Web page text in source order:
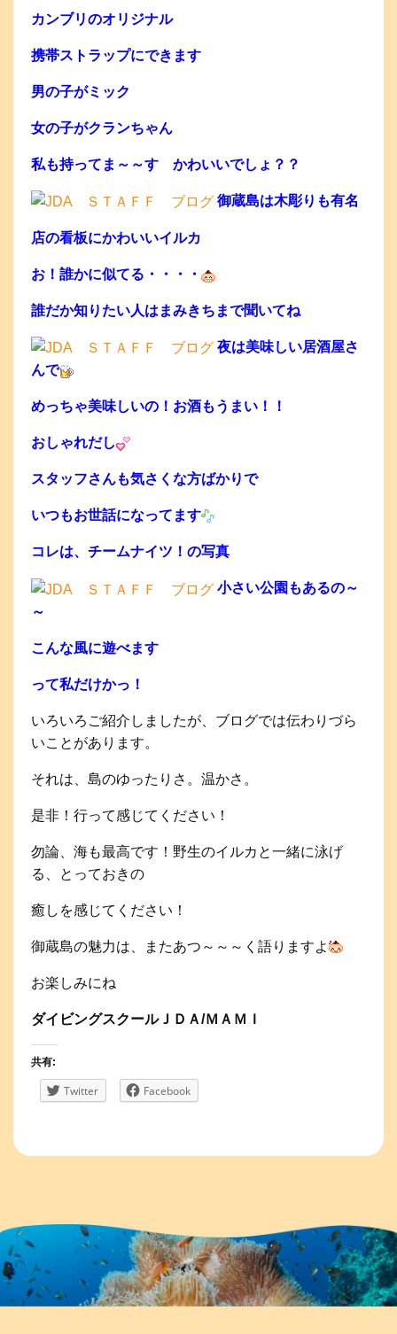
カンブリのオリジナル
携帯ストラップにできます
男の子がミック
女の子がクランちゃん
私も持ってま～～す かわいいでしょ？？
御蔵島は木彫りも有名
店の看板にかわいいイルカ
お！誰かに似てる・・・・
誰だか知りたい人はまみきちまで聞いてね
夜は美味しい居酒屋さ
んで
めっちゃ美味しいの！お酒もうまい！！
おしゃれだし
スタッフさんも気さくな方ばかりで
いつもお世話になってます
コレは、チームナイツ！の写真
小さい公園もあるの～
～
こんな風に遊べます
って私だけかっ！
いろいろご紹介しましたが、ブログでは伝わりづら
いことがあります。
それは、島のゆったりさ。温かさ。
是非！行って感じてください！
勿論、海も最高です！野生のイルカと一緒に泳げ
る、とっておきの
癒しを感じてください！
御蔵島の魅力は、またあつ～～～く語りますよ
お楽しみにね
ダイビングスクールＪＤＡ/ＭＡＭＩ
共有:
Twitter Facebook